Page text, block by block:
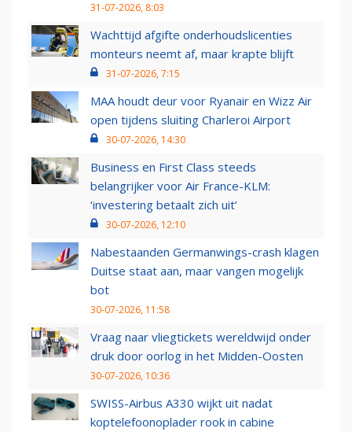
31-07-2026, 8:03
Wachttijd afgifte onderhoudslicenties
monteurs neemt af, maar krapte blijft
31-07-2026, 7:15
MAA houdt deur voor Ryanair en Wizz Air
open tijdens sluiting Charleroi Airport
30-07-2026, 14:30
Business en First Class steeds
belangrijker voor Air France-KLM:
‘investering betaalt zich uit’
30-07-2026, 12:10
Nabestaanden Germanwings-crash klagen
Duitse staat aan, maar vangen mogelijk
bot
30-07-2026, 11:58
Vraag naar vliegtickets wereldwijd onder
druk door oorlog in het Midden-Oosten
30-07-2026, 10:36
SWISS-Airbus A330 wijkt uit nadat
koptelefoonoplader rook in cabine